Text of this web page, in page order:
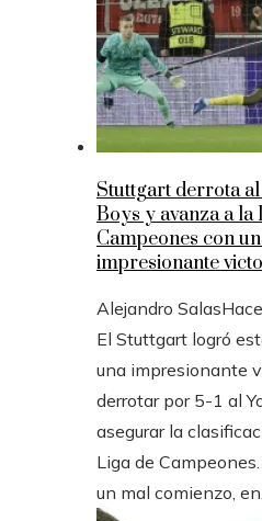
Stuttgart derrota
Boys y avanza a la
Campeones con
impresionante
Alejandro Salas
El Stuttgart logró
una impresionante
derrotar por 5-1 al
asegurar la
Liga de
un mal comienzo,